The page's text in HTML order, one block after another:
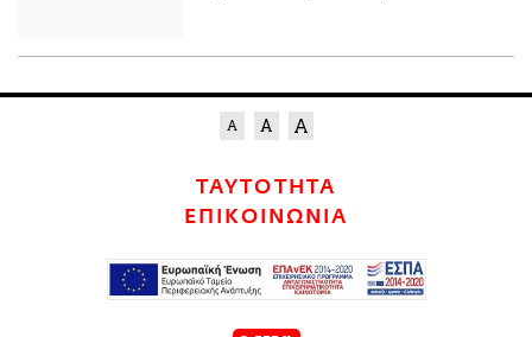
ΤΑΥΤΟΤΗΤΑ
ΕΠΙΚΟΙΝΩΝΙΑ